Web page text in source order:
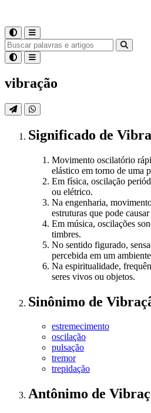
vibração
Significado de
Movimento oscilatório
elástico em torno de uma
Em física, oscilação
ou elétrico.
Na engenharia,
estruturas que pode
Em música, oscilações
timbres.
No sentido figurado,
percebida em um
Na espiritualidade,
seres vivos ou objetos.
Sinônimo de
estremecimento
oscilação
pulsação
tremor
trepidação
Antônimo de